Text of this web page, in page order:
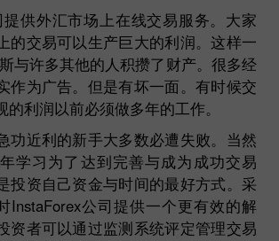
提供外汇市场上在线交易服务。大家
的交易可以生产巨大的利润。这样一
与许多其他的人积攒了财产。很多经
作为广告。但是有坏一面。有时候交
的利润以前必须做多年的工作。
功近利的新手大多数必遭失败。当然
学习为了达到完善与成为成功交易
投资自己资金与时间的最好方式。采
InstaForex公司提供一个更有效的解
资者可以通过监测系统评定管理交易